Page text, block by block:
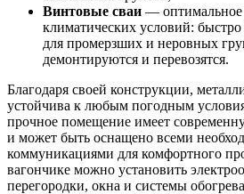
Винтовые сваи — оптимальное
климатических условий:
для промерзших и неровных
демонтируются и перевозятся.
Благодаря своей конструкции,
устойчива к любым погодным
прочное помещение имеет
и может быть оснащено всеми
коммуникациями для комфортного
вагончике можно установить
перегородки, окна и системы